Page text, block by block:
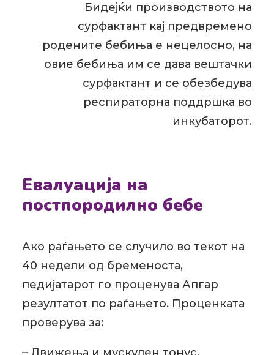
Бидејќи производството на
сурфактант кај предвремено
родените бебиња е нецелосно, на
овие бебиња им се дава вештачки
сурфактант и се обезбедува
респираторна поддршка во
инкубаторот.
Евалуација на
постпородилно бебе
Ако раѓањето се случило во текот на
40 недели од бременоста,
педијатарот го проценува Апгар
резултатот по раѓањето. Проценката
проверува за: